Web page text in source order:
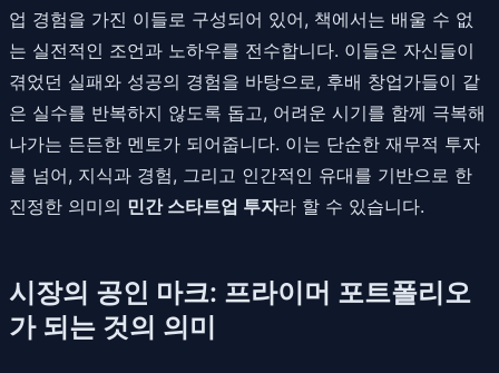
업 경험을 가진 이들로 구성되어 있어, 책에서는 배울 수 없
는 실전적인 조언과 노하우를 전수합니다. 이들은 자신들이
겪었던 실패와 성공의 경험을 바탕으로, 후배 창업가들이 같
은 실수를 반복하지 않도록 돕고, 어려운 시기를 함께 극복해
나가는 든든한 멘토가 되어줍니다. 이는 단순한 재무적 투자
를 넘어, 지식과 경험, 그리고 인간적인 유대를 기반으로 한
진정한 의미의 민간 스타트업 투자라 할 수 있습니다.
시장의 공인 마크: 프라이머 포트폴리오
가 되는 것의 의미